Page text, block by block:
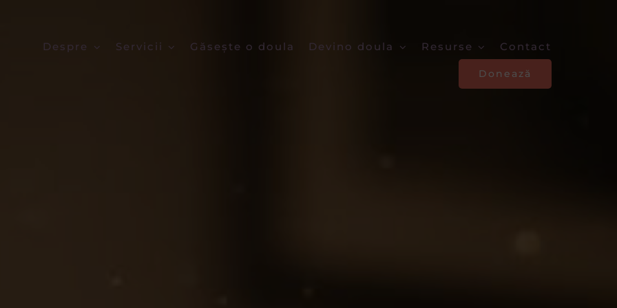
Despre Servicii Găsește o doula Devino doula Resurse Contact
Donează